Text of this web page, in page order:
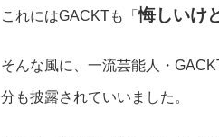
これにはGACKTも「悔しいけ
そんな風に、一流芸能人・
分も披露されていいました。